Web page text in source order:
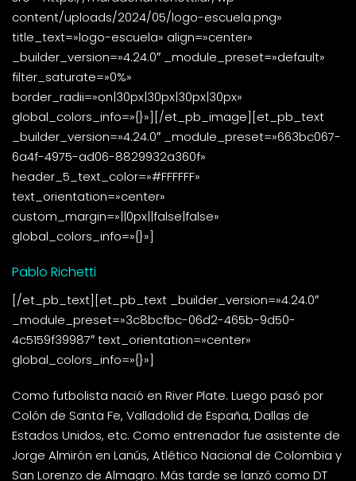
content/uploads/2024/05/logo-escuela.png»
title_text=»logo-escuela» align=»center»
_builder_version=»4.24.0″ _module_preset=»default»
filter_saturate=»0%»
border_radii=»on|30px|30px|30px|30px»
global_colors_info=»{}»][/et_pb_image][et_pb_text
_builder_version=»4.24.0″ _module_preset=»663bc067-
6a4f-4975-ad06-8829932a360f»
header_5_text_color=»#FFFFFF»
text_orientation=»center»
custom_margin=»||0px||false|false»
global_colors_info=»{}»]
Pablo Richetti
[/et_pb_text][et_pb_text _builder_version=»4.24.0″
_module_preset=»3c8bcfbc-06d2-465b-9d50-
4c5159f39987″ text_orientation=»center»
global_colors_info=»{}»]
Como futbolista nació en River Plate. Luego pasó por
Colón de Santa Fe, Valladolid de España, Dallas de
Estados Unidos, etc. Como entrenador fue asistente de
Jorge Almirón en Lanús, Atlético Nacional de Colombia y
San Lorenzo de Almagro. Más tarde se lanzó como DT